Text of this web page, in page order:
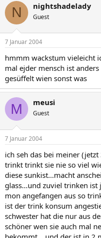
N nightshadelady
Guest
7 Januar 2004
hmmm wackstum vieleicht
mal ejder mensch ist
gesüffelt wien sonst was
M meusi
Guest
7 Januar 2004
ich seh das bei meiner
trinkt trinkt sie nie so viel
diese sunkist...macht
glass...und zuviel trinken
mon angefangen aus so
ist der trink konsum
schwester hat die nur aus
schöner wen sie auch mal